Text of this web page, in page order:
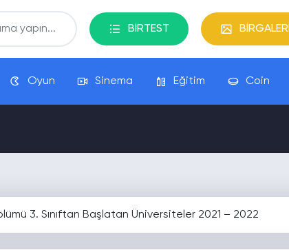
BİRTEST BİRGALERİ
Oyun Sinema Eğitim Coin
3. Sınıftan Başlatan Üniversiteler 2021 – 2022